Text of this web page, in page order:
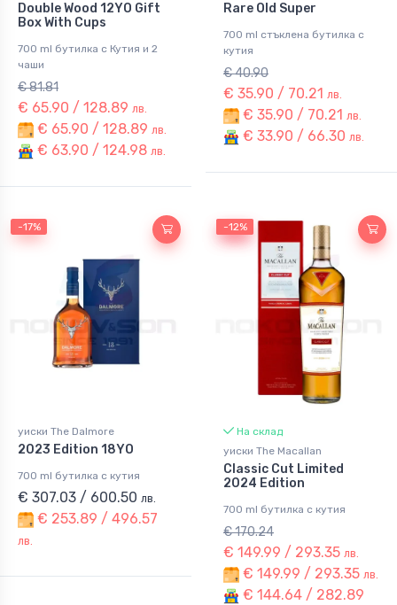
Double Wood 12YO Gift
Box With Cups
700 ml бутилка с Кутия и 2
чаши
€ 81.81
€ 65.90 / 128.89 лв.
€ 65.90 / 128.89 лв.
€ 63.90 / 124.98 лв.
Rare Old Super
700 ml стъклена бутилка с
кутия
€ 40.90
€ 35.90 / 70.21 лв.
€ 35.90 / 70.21 лв.
€ 33.90 / 66.30 лв.
-17%
уиски The Dalmore
2023 Edition 18YO
700 ml бутилка с кутия
€ 307.03 / 600.50 лв.
€ 253.89 / 496.57
лв.
-12%
-12%
На склад
уиски The Macallan
Classic Cut Limited
2024 Edition
700 ml бутилка с кутия
€ 170.24
€ 149.99 / 293.35 лв.
€ 149.99 / 293.35 лв.
€ 144.64 / 282.89